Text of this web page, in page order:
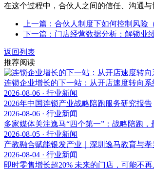
在这个过程中，合伙人之间的信任、沟通
上一篇：合伙人制度下如何控制风险
下一篇：门店经营数据分析：解锁业
返回列表
推荐阅读
连锁企业增长的下一站：从开店速度转向
2026-08-06 · 行业新闻
2026年中国连锁产业战略陪跑服务研究报告
2026-08-06 · 行业新闻
多家媒体关注逸马“四个第一”：战略陪跑
2026-08-05 · 行业新闻
产教融合赋能银发产业｜深圳逸马教育与
2026-08-04 · 行业新闻
即时零售增长超20% 未来的门店，可能不